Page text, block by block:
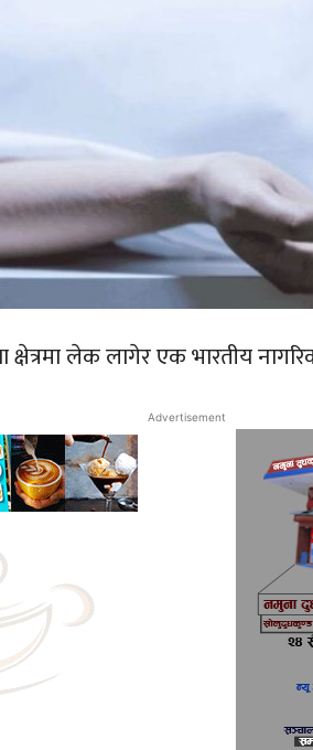
लेक लागेर एक भारतीय
Advertisement